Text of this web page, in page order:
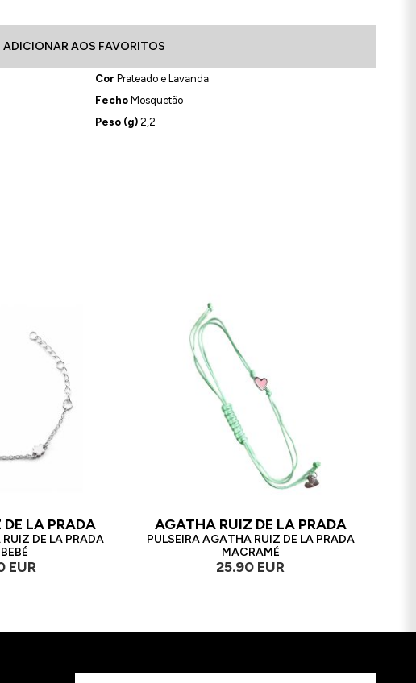
ADICIONAR AOS FAVORITOS
Cor Prateado e Lavanda
FechoMosquetão
Peso (g)2,2
LA PRADA
DE LA PRADA
EUR
AGATHA RUIZ DE LA PRADA
PULSEIRA AGATHA RUIZ DE LA PRADA
MACRAMÉ
25.90 EUR